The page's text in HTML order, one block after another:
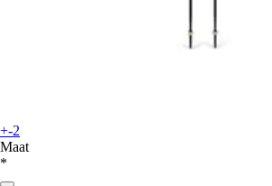
+-2
Maat
*